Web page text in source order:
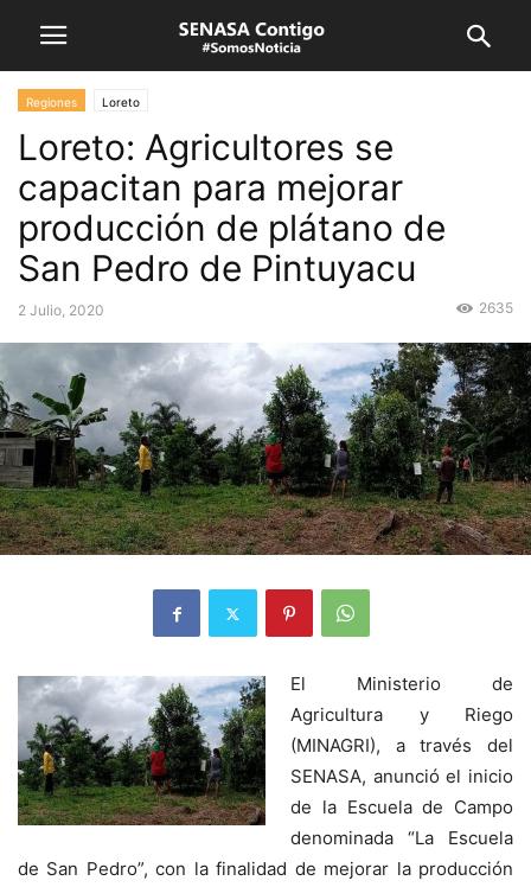
Regiones Loreto
Loreto: Agricultores se
capacitan para mejorar
producción de plátano de
San Pedro de Pintuyacu
2 Julio, 2020 2635
El Ministerio de
Agricultura y Riego
(MINAGRI), a través del
SENASA, anunció el inicio
de la Escuela de Campo
denominada “La Escuela
de San Pedro”, con la finalidad de mejorar la producción